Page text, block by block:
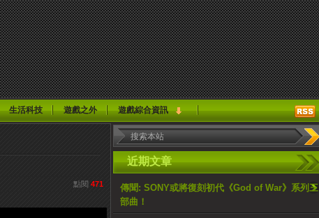
生活科技 遊戲之外 遊戲綜合資訊
近期文章
傳聞: SONY或將復刻初代《God of War》系列三
部曲！
點閱 471